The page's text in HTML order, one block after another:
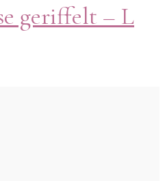
geriffelt – L